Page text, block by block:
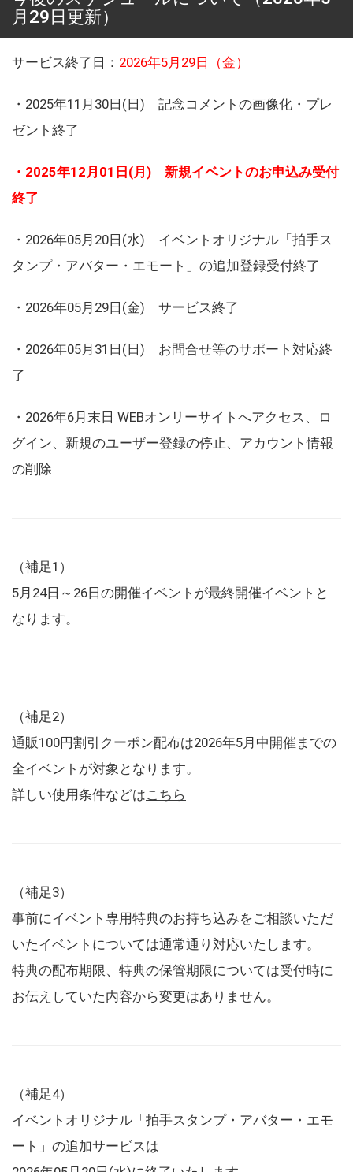
月29日更新）
サービス終了日： 2026年5月29日（金）
・2025年11月30日(日) 記念コメントの画像化・プレ
ゼント終了
・2025年12月01日(月) 新規イベントのお申込み受付
終了
・2026年05月20日(水) イベントオリジナル「拍手ス
タンプ・アバター・エモート」の追加登録受付終了
・2026年05月29日(金) サービス終了
・2026年05月31日(日) お問合せ等のサポート対応終
了
・2026年6月末日 WEBオンリーサイトへアクセス、ロ
グイン、新規のユーザー登録の停止、アカウント情報
の削除
（補足1）
5月24日～26日の開催イベントが最終開催イベントと
なります。
（補足2）
通販100円割引クーポン配布は2026年5月中開催までの
全イベントが対象となります。
詳しい使用条件などはこちら
（補足3）
事前にイベント専用特典のお持ち込みをご相談いただ
いたイベントについては通常通り対応いたします。
特典の配布期限、特典の保管期限については受付時に
お伝えしていた内容から変更はありません。
（補足4）
イベントオリジナル「拍手スタンプ・アバター・エモ
ート」の追加サービスは